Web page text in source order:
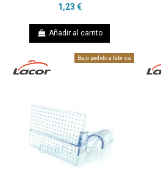
1,23 €
Añadir al carrito
Bajo pedido a fábrica